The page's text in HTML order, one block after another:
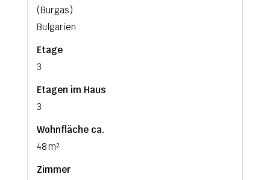
(Burgas)
Bulgarien
Etage
3
Etagen im Haus
3
Wohnfläche ca.
48 m²
Zimmer